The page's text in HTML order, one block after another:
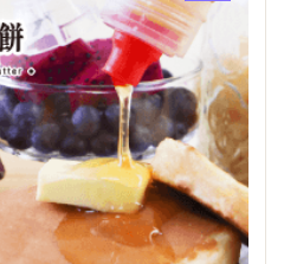
續烤10分鐘。 【步驟三】最
人喜好，無需糖衣亦可食
表面平鋪撒上一層砂糖，開
分鐘，讓糖衣變脆，即可享
丁～快搬上萬聖節餐桌與家
喜悅和美味！
的香氣實在太誘人④ 醬油 適量
椒粗粒② 綜合義大利香草
冰糖 少許備料【步驟一】食
乾淨，瀝水(可用廚房紙巾稍
後切兩刀方便入味。接著，倒
摩”以便更快入味。（醃製2-3
、蠔油、黑胡椒粗粒、綜合
、冰糖②把準備好的蜂蜜（20
備用。【步驟二】準備入烤箱
未用完的錫箔盤，把醃好的